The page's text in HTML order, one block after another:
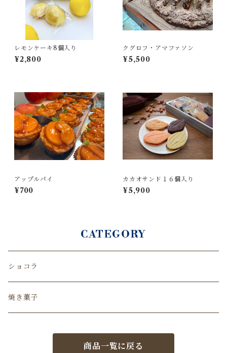
レモンケーキ8個入り
¥2,800
クグロフ・アマファソン
¥5,500
アップルパイ
¥700
カカオサンド１６個入り
¥5,900
CATEGORY
ショコラ
焼き菓子
商品一覧に戻る